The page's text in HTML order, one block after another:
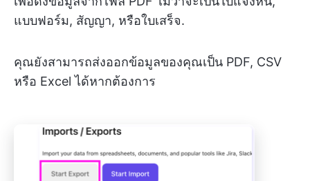
แบบฟอร์ม, สัญญา, หรือใบเสร็จ.
คุณยังสามารถส่งออกข้อมูลของคุณเป็น PDF, CSV
หรือ Excel ได้หากต้องการ